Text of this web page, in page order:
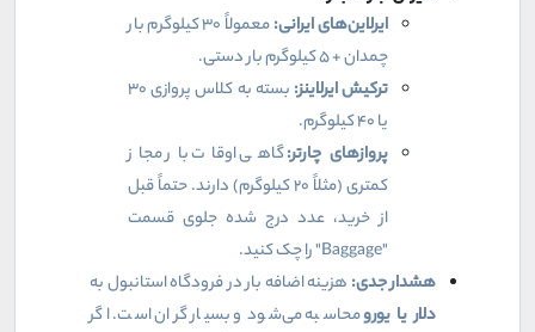
ایرلاین‌های ایرانی:
معمولاً ۳۰ کیلوگرم بار
چمدان + ۵ کیلوگرم بار دستی.
ترکیش ایرلاینز:
بسته به کلاس پروازی ۳۰
یا ۴۰ کیلوگرم.
پروازهای چارتر:گاهی اوقات بار مجاز
کمتری (مثلاً ۲۰ کیلوگرم) دارند. حتماً قبل
از خرید، عدد درج شده جلوی قسمت
"
Baggage" را چک کنید.
هشدار جدی: هزینه اضافه بار در فرودگاه استانبول به
دلار یا یورومحاسبه می‌شود و بسیار گران است. اگر